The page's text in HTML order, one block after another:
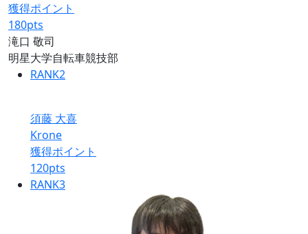
獲得ポイント
180pts
滝口 敬司
明星大学自転車競技部
RANK2
須藤 大喜
Krone
獲得ポイント
120pts
RANK3